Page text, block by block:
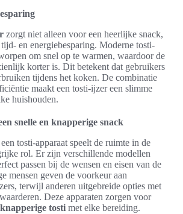
zorgt niet alleen voor een heerlijke snack,
en energiebesparing. Moderne tosti-
om snel op te warmen, waardoor de
korter is. Dit betekent dat gebruikers
tijdens het koken. De combinatie
maakt een tosti-ijzer een slimme
huishouden.
snelle en knapperige snack
tosti-apparaat speelt de ruimte in de
rol. Er zijn verschillende modellen
passen bij de wensen en eisen van de
mensen geven de voorkeur aan
terwijl anderen uitgebreide opties met
Deze apparaten zorgen voor
knapperige tosti met elke bereiding.